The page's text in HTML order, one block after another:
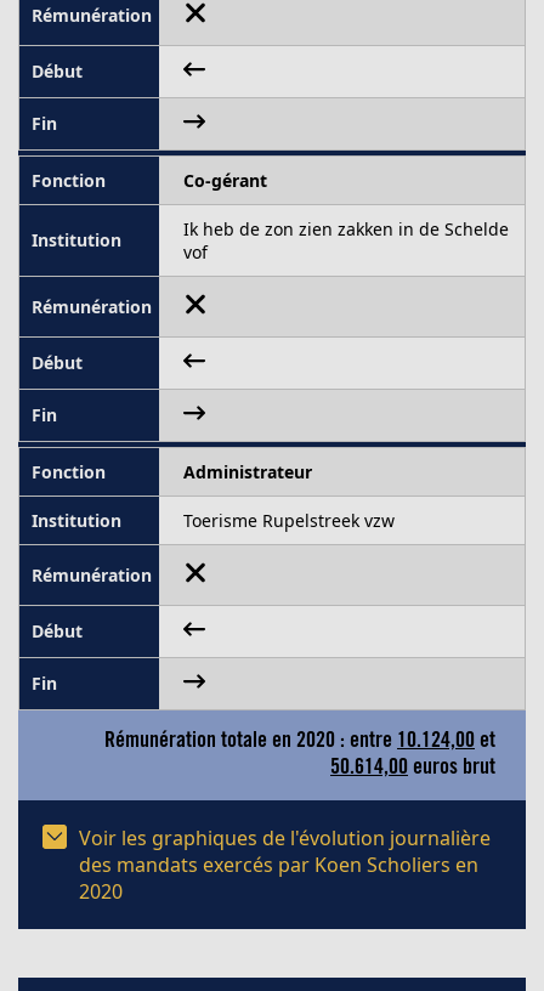
Co-gérant
Ik heb de zon zien zakken in de Schelde
vof
Administrateur
Toerisme Rupelstreek vzw
Rémunération totale en 2020 : entre 10.124,00 et
50.614,00 euros brut
Voir les graphiques de l'évolution journalière
des mandats exercés par Koen Scholiers en
2020